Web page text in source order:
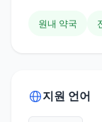
원내 약국
지원 언어